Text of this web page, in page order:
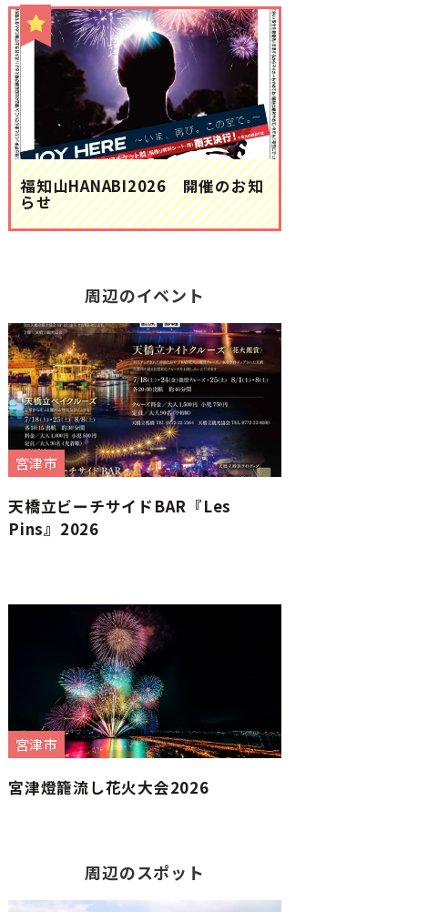
福知山HANABI2026 開催のお知
らせ
周辺のイベント
宮津市
天橋立ビーチサイドBAR『Les
Pins』2026
宮津市
宮津燈籠流し花火大会2026
周辺のスポット